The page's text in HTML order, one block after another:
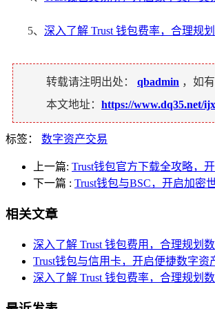
5、 深入了解 Trust 钱包费率，合理规
转载请注明出处： qbadmin ，如
本文地址： https://www.dq35.net/
标签： 数字资产交易
上一篇: Trust钱包官方下载全攻略，
下一篇 : Trust钱包与BSC，开启加密
相关文章
深入了解 Trust 钱包费用，合理规划
Trust钱包与信用卡，开启便捷数字资
深入了解 Trust 钱包费率，合理规划